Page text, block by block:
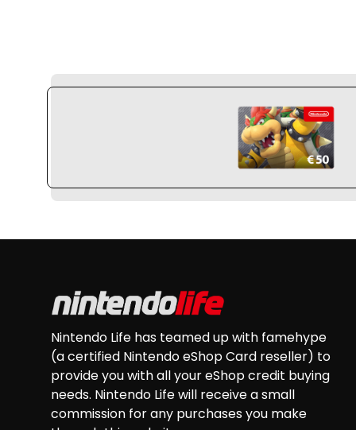
HTTPS://
Nintendo Life has teamed up with famehype
(a certified Nintendo eShop Card reseller) to
provide you with all your eShop credit buying
needs. Nintendo Life will receive a small
commission for any purchases you make